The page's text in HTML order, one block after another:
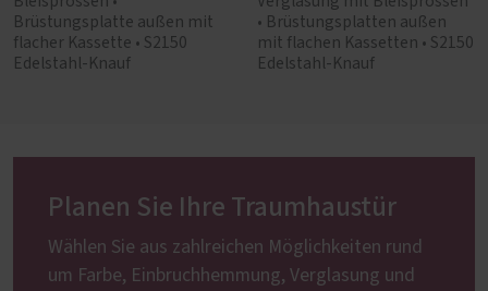
Brüstungsplatte außen mit
flacher Kassette • S2150
Edelstahl-Knauf
• Brüstungsplatten außen
mit flachen Kassetten • S2150
Edelstahl-Knauf
Planen Sie Ihre Traumhaustür
Wählen Sie aus zahlreichen Möglichkeiten rund
um Farbe, Einbruchhemmung, Verglasung und